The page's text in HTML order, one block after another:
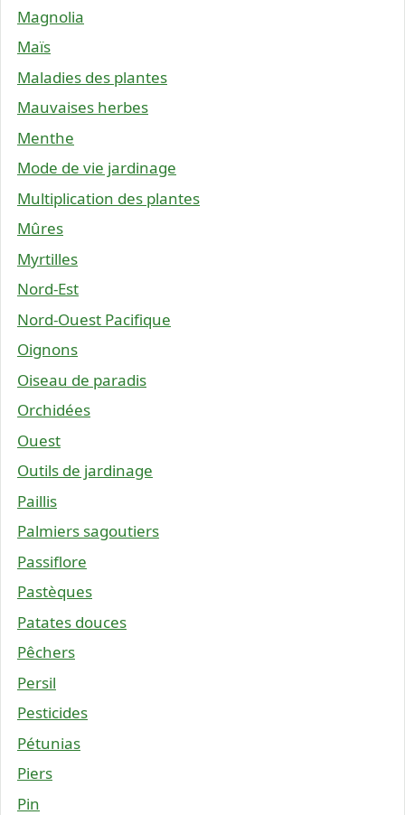
Magnolia
Maïs
Maladies des plantes
Mauvaises herbes
Menthe
Mode de vie jardinage
Multiplication des plantes
Mûres
Myrtilles
Nord-Est
Nord-Ouest Pacifique
Oignons
Oiseau de paradis
Orchidées
Ouest
Outils de jardinage
Paillis
Palmiers sagoutiers
Passiflore
Pastèques
Patates douces
Pêchers
Persil
Pesticides
Pétunias
Piers
Pin